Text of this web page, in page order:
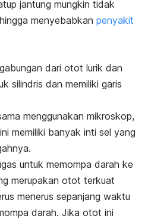
jantung mungkin tidak
menyebabkan penyakit
dari otot lurik dan
silindris dan memiliki garis
menggunakan mikroskop,
memiliki banyak inti sel yang
untuk memompa darah ke
merupakan otot terkuat
menerus sepanjang waktu
darah. Jika otot ini